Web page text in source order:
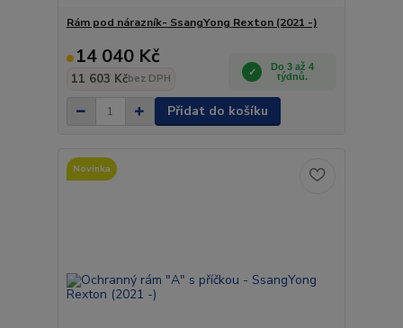
Rám pod nárazník- SsangYong Rexton (2021 -)
14 040 Kč
11 603 Kčbez DPH
Do 3 až 4
týdnů.
Přidat do košíku
Novinka